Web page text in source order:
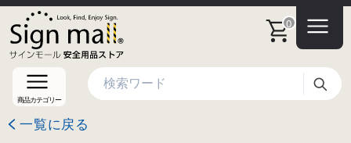
0
商品カテゴリー
検索
一覧に戻る